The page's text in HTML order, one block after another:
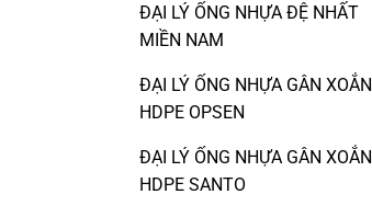
ĐẠI LÝ ỐNG NHỰA ĐỆ NHẤT
MIỀN NAM
ĐẠI LÝ ỐNG NHỰA GÂN XOẮN
HDPE OPSEN
ĐẠI LÝ ỐNG NHỰA GÂN XOẮN
HDPE SANTO